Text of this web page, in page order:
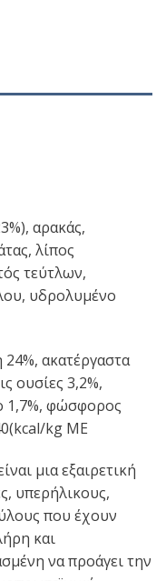
αρακάς,
λίπος
τεύτλων,
υδρολυμένο
ακατέργαστα
ουσίες 3,2%,
1,7%, φώσφορος
kg ME
μια εξαιρετική
υπερήλικους,
που έχουν
και
να προάγει την